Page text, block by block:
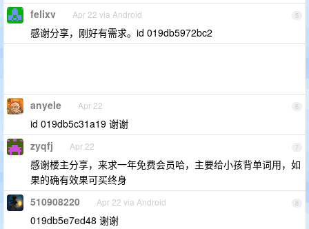
5
felixv Apr 22 via Android
感谢分享，刚好有需求。id 019db5972bc2
6
anyele Apr 22
id 019db5c31a19 谢谢
7
zyqfj Apr 22
感谢楼主分享，来求一年免费会员哈，主要给小孩背单词用，如
果的确有效果可买终身
8
510908220 Apr 22 via Android
019db5e7ed48 谢谢